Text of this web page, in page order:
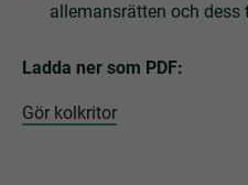
allemansrätten och
Ladda ner som PDF:
Gör kolkritor